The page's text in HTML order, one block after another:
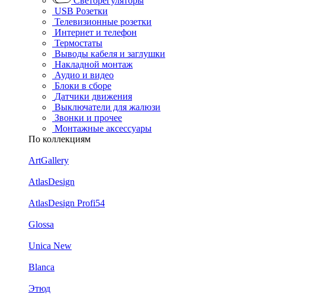
USB Розетки
Телевизионные розетки
Интернет и телефон
Термостаты
Выводы кабеля и заглушки
Накладной монтаж
Аудио и видео
Блоки в сборе
Датчики движения
Выключатели для жалюзи
Звонки и прочее
Монтажные аксессуары
По коллекциям
ArtGallery
AtlasDesign
AtlasDesign Profi54
Glossa
Unica New
Blanca
Этюд